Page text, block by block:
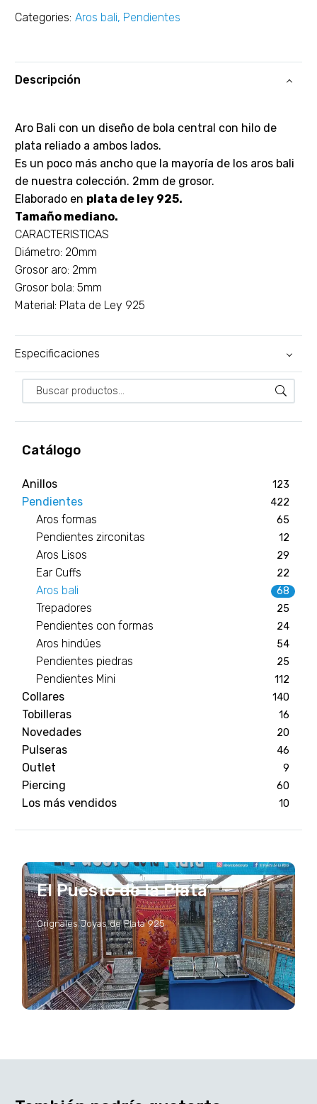
Catálogo
Anillos 123
Pendientes 422
Aros formas 65
Pendientes zirconitas 12
Aros Lisos 29
Ear Cuffs 22
Aros bali 68
Trepadores 25
Pendientes con formas 24
Aros hindúes 54
Pendientes piedras 25
Pendientes Mini 112
Collares 140
Tobilleras 16
Novedades 20
Pulseras 46
Outlet 9
Piercing 60
Los más vendidos 10
El Puesto de la Plata
Orignales Joyas de Plata 925
Categories: Aros bali, Pendientes
Descripción
Aro Bali con un diseño de bola central con hilo de
plata reliado a ambos lados.
Es un poco más ancho que la mayoría de los aros bali
de nuestra colección. 2mm de grosor.
Elaborado en plata de ley 925.
Tamaño mediano.
CARACTERISTICAS
Diámetro: 20mm
Grosor aro: 2mm
Grosor bola: 5mm
Material: Plata de Ley 925
Especificaciones